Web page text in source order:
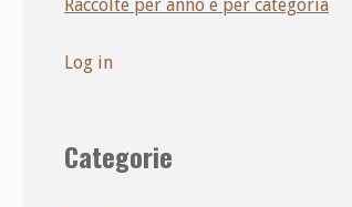
Raccolte per anno e per categoria
Log in
Categorie